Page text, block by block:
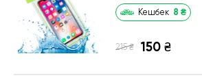
Кешбек 8 ₴
215 ₴ 150 ₴